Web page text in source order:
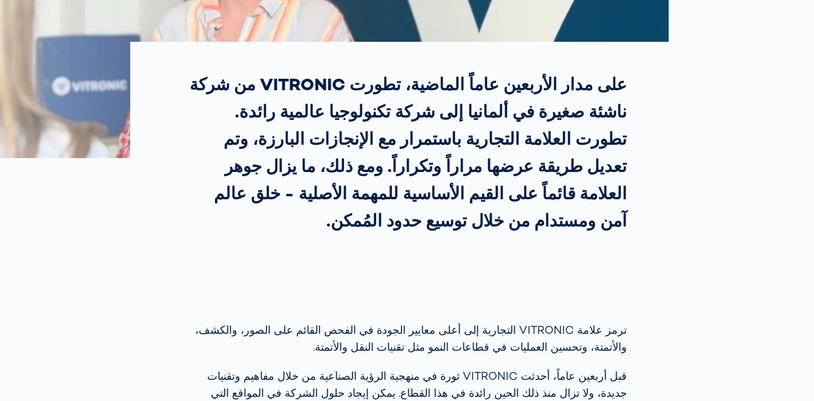
نحو تحقيق السلامة
على الطرق
français
China
中文
على مدار الأربعين عاماً الماضية، تطورت VITRONIC من شركة
ناشئة صغيرة في ألمانيا إلى شركة تكنولوجيا عالمية رائدة.
تطورت العلامة التجارية باستمرار مع الإنجازات البارزة، وتم
تعديل طريقة عرضها مراراً وتكراراً. ومع ذلك، ما يزال جوهر
العلامة قائماً على القيم الأساسية للمهمة الأصلية - خلق عالم
آمن ومستدام من خلال توسيع حدود المُمكن.
ترمز علامة VITRONIC التجارية إلى أعلى معايير الجودة في الفحص القائم على الصور، والكشف،
والأتمتة، وتحسين العمليات في قطاعات النمو مثل تقنيات النقل والأتمتة.
قبل أربعين عاماً، أحدثت VITRONIC ثورة في منهجية الرؤية الصناعية من خلال مفاهيم وتقنيات
جديدة، ولا تزال منذ ذلك الحين رائدة في هذا القطاع. يمكن إيجاد حلول الشركة في المواقع التي